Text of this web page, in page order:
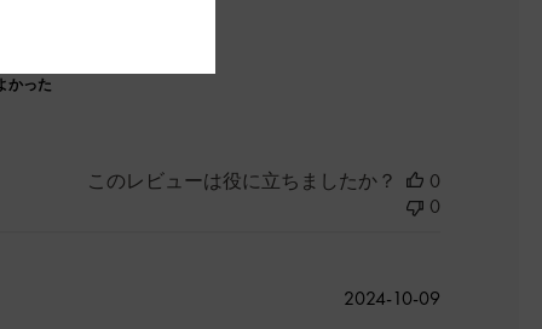
かった
このレビューは役に立ちましたか？
0
0
公
2024-10-09